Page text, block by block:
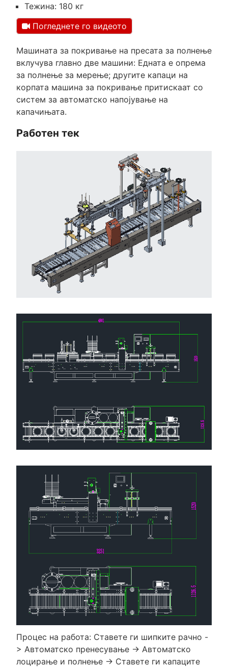
Тежина: 180 кг
Погледнете го видеото
Машината за покривање на пресата за полнење
вклучува главно две машини: Едната е опрема
за полнење за мерење; другите капаци на
корпата машина за покривање притискаат со
систем за автоматско напојување на
капачињата.
Работен тек
Процес на работа: Ставете ги шипките рачно -
> Автоматско пренесување -> Автоматско
лоцирање и полнење -> Ставете ги капаците